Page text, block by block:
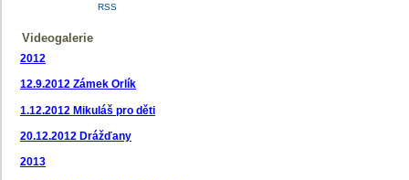
RSS
Videogalerie
2012
12.9.2012 Zámek Orlík
1.12.2012 Mikuláš pro děti
20.12.2012 Drážďany
2013